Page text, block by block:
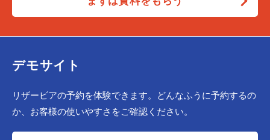
デモサイト
リザービアの予約を体験できます。どんなふうに予約するの
か、お客様の使いやすさをご確認ください。